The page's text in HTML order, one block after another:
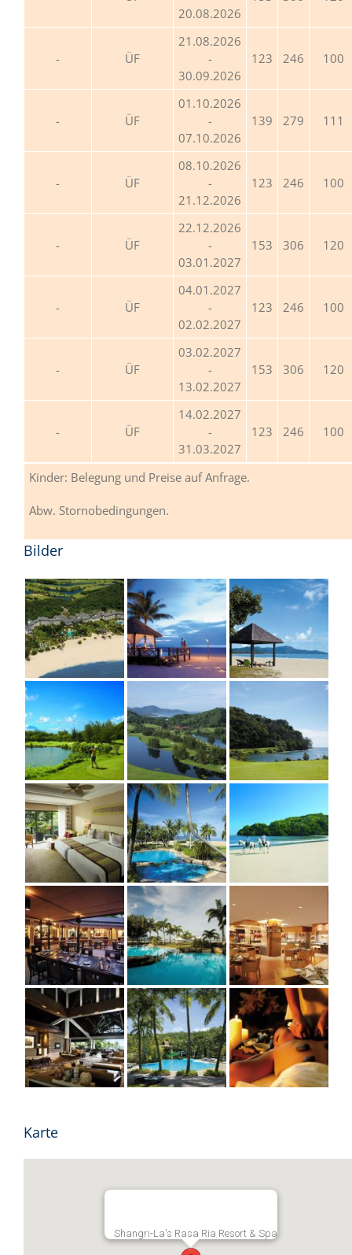
20.08.2026
ÜF
21.08.2026
-
30.09.2026
123 246 100
ÜF
01.10.2026
-
07.10.2026
139 279 111
ÜF
08.10.2026
-
21.12.2026
123 246 100
ÜF
22.12.2026
-
03.01.2027
153 306 120
ÜF
04.01.2027
-
02.02.2027
123 246 100
ÜF
03.02.2027
-
13.02.2027
153 306 120
ÜF
14.02.2027
-
31.03.2027
123 246 100
Kinder: Belegung und Preise auf Anfrage.
Abw. Stornobedingungen.
Bilder
Karte
Shangri-La's Rasa Ria Resort & Spa